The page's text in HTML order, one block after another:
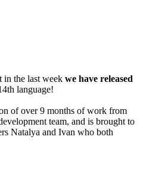
in the last week we have released
language!
of over 9 months of work from
team, and is brought to
Natalya and Ivan who both